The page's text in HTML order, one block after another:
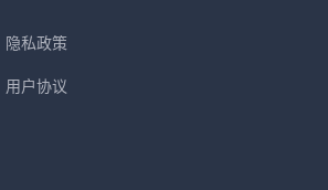
隐私政策
用户协议